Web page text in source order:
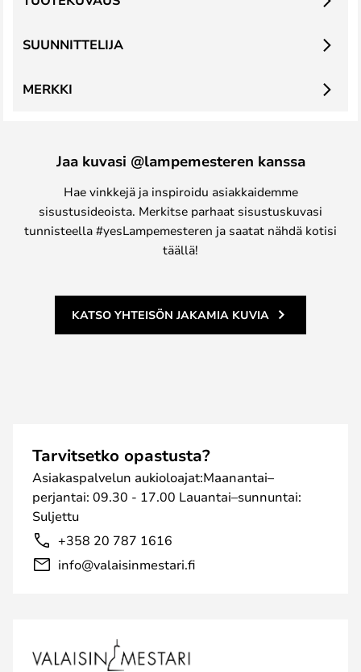
SUUNNITTELIJA
MERKKI
Jaa kuvasi @lampemesteren kanssa
Hae vinkkejä ja inspiroidu asiakkaidemme
sisustusideoista. Merkitse parhaat sisustuskuvasi
tunnisteella #yesLampemesteren ja saatat nähdä kotisi
täällä!
KATSO YHTEISÖN JAKAMIA KUVIA
Tarvitsetko opastusta?
Asiakaspalvelun aukioloajat:Maanantai–
perjantai: 09.30 - 17.00 Lauantai–sunnuntai:
Suljettu
+358 20 787 1616
info@valaisinmestari.fi